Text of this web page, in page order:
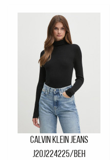
CALVIN KLEIN JEANS
J20J224225/BEH